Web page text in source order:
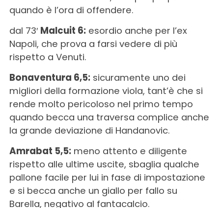
quando è l’ora di offendere.
dal 73′ Malcuit 6:esordio anche per l’ex
Napoli, che prova a farsi vedere di più
rispetto a Venuti.
Bonaventura 6,5:sicuramente uno dei
migliori della formazione viola, tant’è che si
rende molto pericoloso nel primo tempo
quando becca una traversa complice anche
la grande deviazione di Handanovic.
Amrabat 5,5:meno attento e diligente
rispetto alle ultime uscite, sbaglia qualche
pallone facile per lui in fase di impostazione
e si becca anche un giallo per fallo su
Barella, negativo al fantacalcio.